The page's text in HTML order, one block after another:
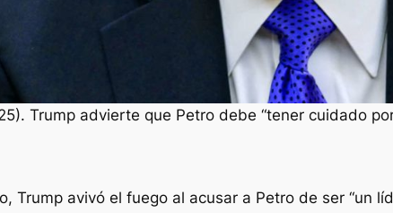
Trump advierte que Petro debe “tener cuidado
Trump avivó el fuego al acusar a Petro de ser “un